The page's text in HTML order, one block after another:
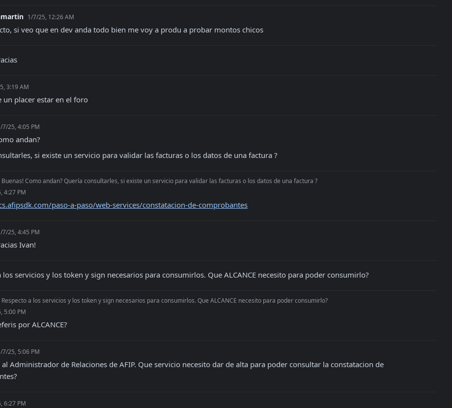
1/7/25, 12:26 AM
si veo que en dev anda todo bien me voy a produ a probar montos chicos
3:19 AM
un placer estar en el foro
7/25, 4:05 PM
andan?
si existe un servicio para validar las facturas o los datos de una factura ?
Buenas! Como andan? Quería consultarles, si existe un servicio para validar las facturas o los datos de una factura ?
4:27 PM
paso-a-paso/web-services/constatacion-de-comprobantes
7/25, 4:45 PM
Ivan!
los servicios y los token y sign necesarios para consumirlos. Que ALCANCE necesito para poder consumirlo?
Respecto a los servicios y los token y sign necesarios para consumirlos. Que ALCANCE necesito para poder consumirlo?
5:00 PM
por ALCANCE?
7/25, 5:06 PM
Administrador de Relaciones de AFIP. Que servicio necesito dar de alta para poder consultar la constatacion de
6:27 PM